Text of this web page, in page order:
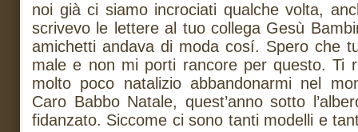
noi già ci siamo incrociati qualche volta,
scrivevo le lettere al tuo collega Gesù
amichetti andava di moda cosí. Spero che
male e non mi porti rancore per questo. Ti
molto poco natalizio abbandonarmi nel
Caro Babbo Natale, quest’anno sotto
fidanzato. Siccome ci sono tanti modelli e